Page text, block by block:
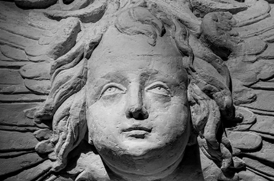
CHAPELLE CORNEILLE